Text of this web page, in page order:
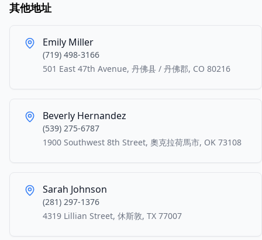
其他地址
Emily Miller
(719) 498-3166
501 East 47th Avenue, 丹佛县 / 丹佛郡, CO 80216
Beverly Hernandez
(539) 275-6787
1900 Southwest 8th Street, 奧克拉荷馬市, OK 73108
Sarah Johnson
(281) 297-1376
4319 Lillian Street, 休斯敦, TX 77007